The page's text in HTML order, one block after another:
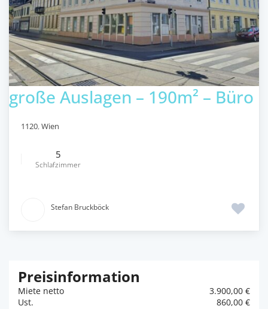
große Auslagen – 190m² – Büro
1120,Wien
5
Schlafzimmer
Stefan Bruckböck
Preisinformation
Miete netto
3.900,00 €
Ust.
860,00 €